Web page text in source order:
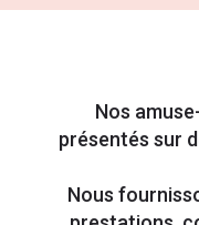
Nos
présentés sur
Nous
prestations,